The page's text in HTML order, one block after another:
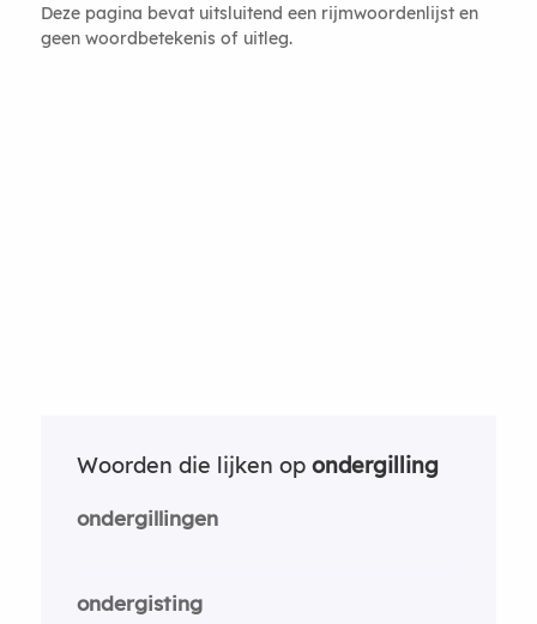
Deze pagina bevat uitsluitend een rijmwoordenlijst en
geen woordbetekenis of uitleg.
Woorden die lijken op ondergilling
ondergillingen
ondergisting